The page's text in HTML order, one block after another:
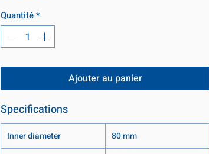
Quantité*
Ajouter au panier
Specifications
Inner diameter
80 mm